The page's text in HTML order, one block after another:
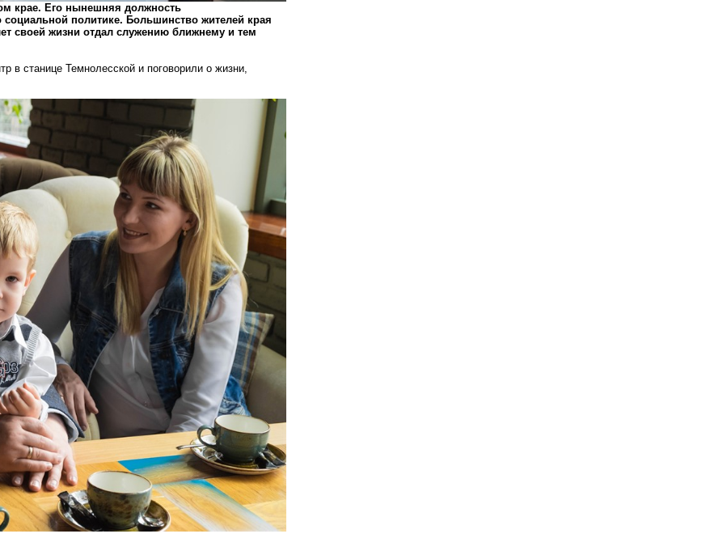
крае. Его нынешняя должность
политике. Большинство жителей края
своей жизни отдал служению ближнему и тем
в станице Темнолесской и поговорили о жизни,